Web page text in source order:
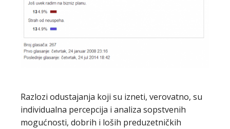
Razlozi odustajanja koji su izneti, verovatno, su
individualna percepcija i analiza sopstvenih
mogućnosti, dobrih i loših preduzetničkih